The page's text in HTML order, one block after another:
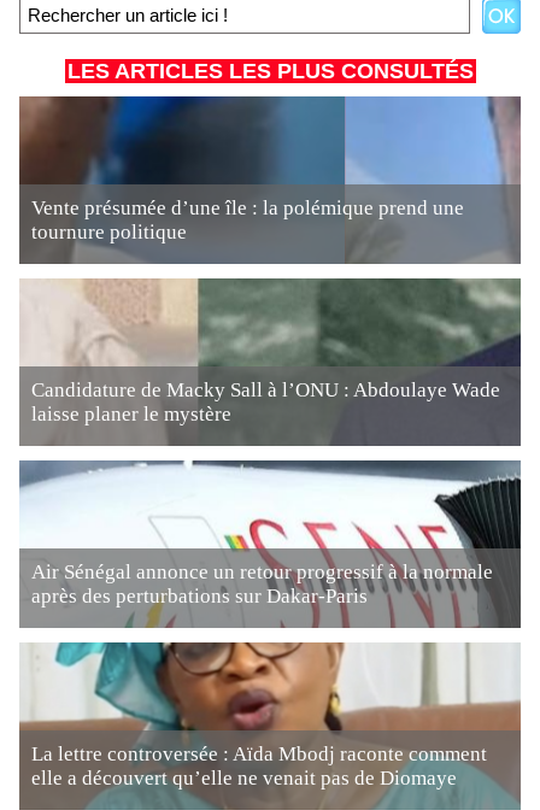
LES ARTICLES LES PLUS CONSULTÉS
Vente présumée d’une île : la polémique prend une
tournure politique
Candidature de Macky Sall à l’ONU : Abdoulaye Wade
laisse planer le mystère
Air Sénégal annonce un retour progressif à la normale
après des perturbations sur Dakar-Paris
La lettre controversée : Aïda Mbodj raconte comment
elle a découvert qu’elle ne venait pas de Diomaye